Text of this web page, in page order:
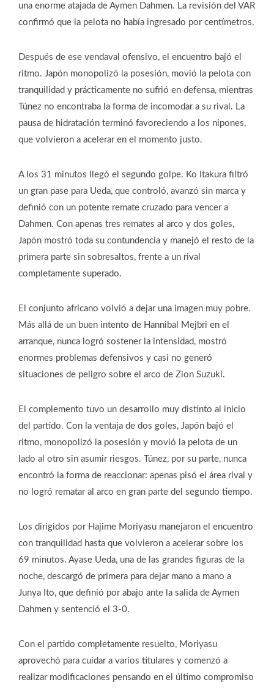
una enorme atajada de Aymen Dahmen. La revisión del VAR
confirmó que la pelota no había ingresado por centímetros.
Después de ese vendaval ofensivo, el encuentro bajó el
ritmo. Japón monopolizó la posesión, movió la pelota con
tranquilidad y prácticamente no sufrió en defensa, mientras
Túnez no encontraba la forma de incomodar a su rival. La
pausa de hidratación terminó favoreciendo a los nipones,
que volvieron a acelerar en el momento justo.
A los 31 minutos llegó el segundo golpe. Ko Itakura filtró
un gran pase para Ueda, que controló, avanzó sin marca y
definió con un potente remate cruzado para vencer a
Dahmen. Con apenas tres remates al arco y dos goles,
Japón mostró toda su contundencia y manejó el resto de la
primera parte sin sobresaltos, frente a un rival
completamente superado.
El conjunto africano volvió a dejar una imagen muy pobre.
Más allá de un buen intento de Hannibal Mejbri en el
arranque, nunca logró sostener la intensidad, mostró
enormes problemas defensivos y casi no generó
situaciones de peligro sobre el arco de Zion Suzuki.
El complemento tuvo un desarrollo muy distinto al inicio
del partido. Con la ventaja de dos goles, Japón bajó el
ritmo, monopolizó la posesión y movió la pelota de un
lado al otro sin asumir riesgos. Túnez, por su parte, nunca
encontró la forma de reaccionar: apenas pisó el área rival y
no logró rematar al arco en gran parte del segundo tiempo.
Los dirigidos por Hajime Moriyasu manejaron el encuentro
con tranquilidad hasta que volvieron a acelerar sobre los
69 minutos. Ayase Ueda, una de las grandes figuras de la
noche, descargó de primera para dejar mano a mano a
Junya Ito, que definió por abajo ante la salida de Aymen
Dahmen y sentenció el 3-0.
Con el partido completamente resuelto, Moriyasu
aprovechó para cuidar a varios titulares y comenzó a
realizar modificaciones pensando en el último compromiso